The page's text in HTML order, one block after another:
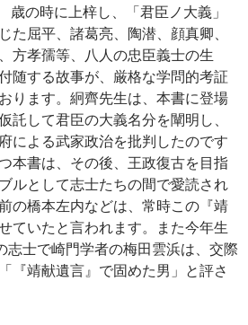
歳の時に上梓し、「君臣ノ大義」
た屈平、諸葛亮、陶潜、顔真卿、
方孝孺等、八人の忠臣義士の生
随する故事が、厳格な学問的考証
ります。絅齊先生は、本書に登場
託して君臣の大義名分を闡明し、
による武家政治を批判したのです
本書は、その後、王政復古を目指
ルとして志士たちの間で愛読され
の橋本左内などは、常時この『靖
ていたと言われます。また今年生
志士で崎門学者の梅田雲浜は、交際
『靖献遺言』で固めた男」と評さ